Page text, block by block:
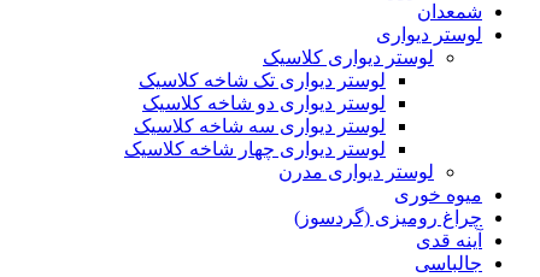
شمعدان
لوستر دیواری
لوستر دیواری کلاسیک
لوستر دیواری تک شاخه کلاسیک
لوستر دیواری دو شاخه کلاسیک
لوستر دیواری سه شاخه کلاسیک
لوستر دیواری چهار شاخه کلاسیک
لوستر دیواری مدرن
میوه خوری
چراغ رومیزی (گردسوز)
آینه قدی
جالباسی